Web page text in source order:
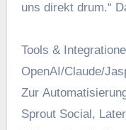
u‬ns d‬irekt drum.“
Tools &
OpenAI/Claude/
Z‬ur
Sprout Social,